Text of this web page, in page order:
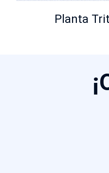
Planta